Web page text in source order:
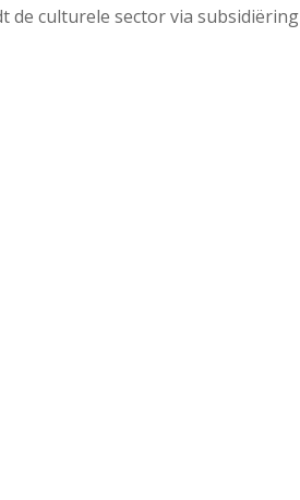
de culturele sector via subsidiëring